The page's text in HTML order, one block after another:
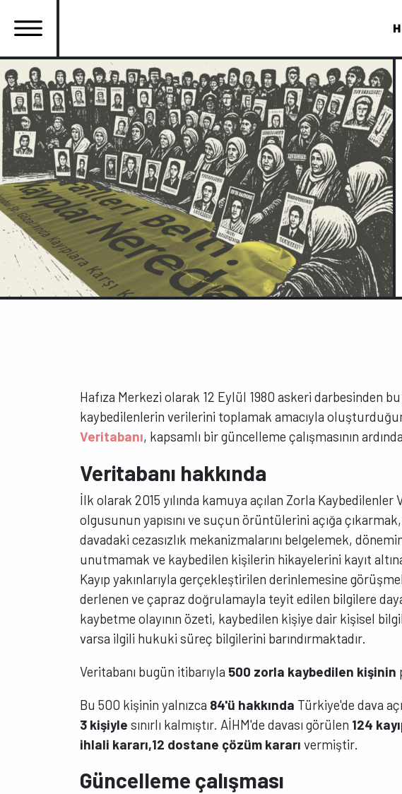
atla
Ana
gezinti
menüsü
Hafıza Merkezi olarak 12 Eylül 1980 askeri darbesinden
kaybedilenlerin verilerini toplamak amacıyla
Veritabanı, kapsamlı bir güncelleme çalışmasının
Veritabanı hakkında
İlk olarak 2015 yılında kamuya açılan Zorla Kaybedilenler
olgusunun yapısını ve suçun örüntülerini açığa
davadaki cezasızlık mekanizmalarını belgelemek,
unutmamak ve kaybedilen kişilerin hikayelerini kayıt
Kayıp yakınlarıyla gerçekleştirilen derinlemesine
derlenen ve çapraz doğrulamayla teyit edilen bilgilere
kaybetme olayının özeti, kaybedilen kişiye dair kişisel
varsa ilgili hukuki süreç bilgilerini barındırmaktadır.
Veritabanı bugün itibarıyla 500 zorla kaybedilen kişinin
Bu 500 kişinin yalnızca 84'ü hakkında Türkiye'de dava
3 kişiyle sınırlı kalmıştır. AİHM'de davası görülen 124
ihlali kararı,12 dostane çözüm kararı vermiştir.
Güncelleme çalışması